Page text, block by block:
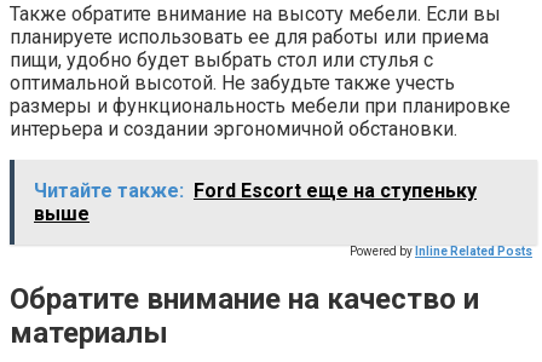
Также обратите внимание на высоту мебели. Если вы
планируете использовать ее для работы или приема
пищи, удобно будет выбрать стол или стулья с
оптимальной высотой. Не забудьте также учесть
размеры и функциональность мебели при планировке
интерьера и создании эргономичной обстановки.
Читайте также: Ford Escort еще на ступеньку
выше
Powered by Inline Related Posts
Обратите внимание на качество и
материалы